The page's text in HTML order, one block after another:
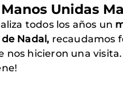
Unidas
todos los años un
de Nadal, recaudamos
nos hicieron una visita.